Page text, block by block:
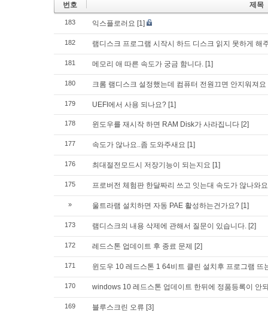
번호 제목
183 익스플로러요 [1]
182 램디스크 프로그램 시작시 하드 디스크 읽지 못하게 해
181 메모리 애 따른 속도가 궁금 함니다. [1]
180 크롬 램디스크 설정했는데 컴퓨터 전원끄면 안지워져요
179 UEFI에서 사용 되나요? [1]
178 윈도우를 재시작 하면 RAM Disk가 사라집니다 [2]
177 속도가 않나요..좀 도와주새요 [1]
176 최대절전모드시 저장기능이 되는지요 [1]
175 프로버전 체험판 한달짜리 쓰고 잇는대 속도가 않나와요
» 울트라램 설치하면 자동 PAE 활성하는건가요? [1]
173 램디스크의 내용 삭제에 관해서 질문이 있습니다. [2]
172 레드스톤 업데이트 후 종료 문제 [2]
171 윈도우 10 레드스톤 1 64비트 클린 설치후 프로그램 뜨
170 windows 10 레드스톤 업데이트 한뒤에 정품등록이 안
169 블루스크린 오류 [3]